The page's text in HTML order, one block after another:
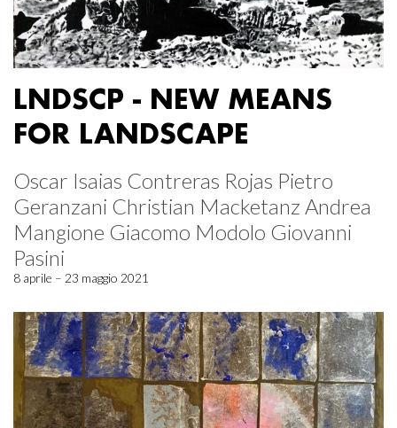
LNDSCP - NEW MEANS
FOR LANDSCAPE
Oscar Isaias Contreras Rojas Pietro
Geranzani Christian Macketanz Andrea
Mangione Giacomo Modolo Giovanni
Pasini
8 aprile – 23 maggio 2021